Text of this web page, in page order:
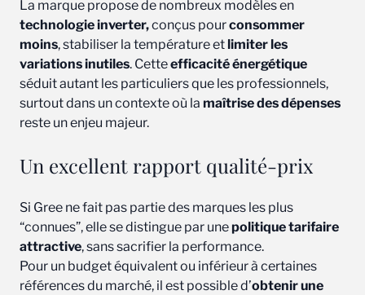
La marque propose de nombreux modèles en
technologie inverter,conçus pourconsommer
moins, stabiliser la température et limiter les
variations inutiles. Cetteefficacité énergétique
séduit autant les particuliers que les professionnels,
surtout dans un contexte où la maîtrise des dépenses
reste un enjeu majeur.
Un excellent rapport qualité-prix
Si Gree ne fait pas partie des marques les plus
“connues”, elle se distingue par unepolitique tarifaire
attractive, sans sacrifier la performance.
Pour un budget équivalent ou inférieur à certaines
références du marché, il est possible d’obtenir une